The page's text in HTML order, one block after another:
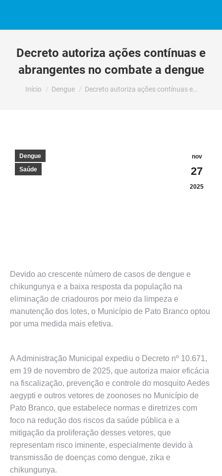
Decreto autoriza ações contínuas e
abrangentes no combate a dengue
Você está aqui:
Início Dengue Decreto autoriza ações contínuas e…
nov
27
2025
Dengue
Saúde
Devido ao crescente número de casos de dengue e
chikungunya e a baixa resposta da população na
eliminação de criadouros por meio da limpeza e
manutenção dos lotes, o Município de Pato Branco optou
por uma medida mais efetiva.
A Administração Municipal expediu o Decreto nº 10.671,
em 19 de novembro de 2025, que autoriza maior eficácia
na fiscalização, prevenção e controle do mosquito Aedes
aegypti e outros vetores de zoonoses no Município de
Pato Branco, que estabelece normas e diretrizes com
foco na redução dos riscos da saúde pública e a
mitigação da proliferação desses vetores, que
representam risco iminente, especialmente devido à
transmissão de doenças como dengue, zika e
chikungunya.